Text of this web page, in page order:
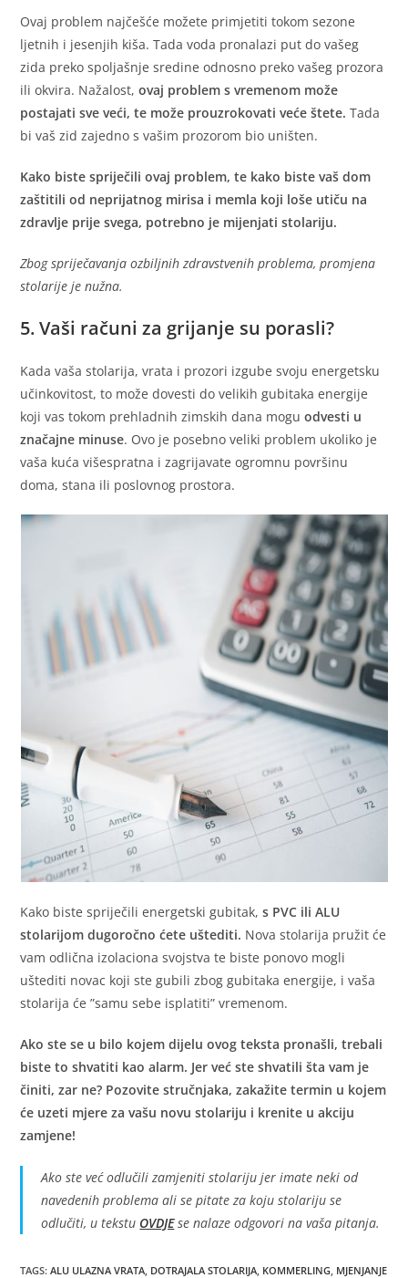
Ovaj problem najčešće možete primjetiti tokom sezone
ljetnih i jesenjih kiša. Tada voda pronalazi put do vašeg
zida preko spoljašnje sredine odnosno preko vašeg prozora
ili okvira. Nažalost,ovaj problem s vremenom može
postajati sve veći, te može prouzrokovati veće štete.Tada
bi vaš zid zajedno s vašim prozorom bio uništen.
Kako biste spriječili ovaj problem, te kako biste vaš dom
zaštitili od neprijatnog mirisa i memla koji loše utiču na
zdravlje prije svega, potrebno je mijenjati stolariju.
Zbog spriječavanja ozbiljnih zdravstvenih problema, promjena
stolarije je nužna.
5. Vaši računi za grijanje su porasli?
Kada vaša stolarija, vrata i prozori izgube svoju energetsku
učinkovitost, to može dovesti do velikih gubitaka energije
koji vas tokom prehladnih zimskih dana moguodvesti u
značajne minuse. Ovo je posebno veliki problem ukoliko je
vaša kuća višespratna i zagrijavate ogromnu površinu
doma, stana ili poslovnog prostora.
Kako biste spriječili energetski gubitak,s PVC ili ALU
stolarijom dugoročno ćete uštediti. Nova stolarija pružit će
vam odlična izolaciona svojstva te biste ponovo mogli
uštediti novac koji ste gubili zbog gubitaka energije, i vaša
stolarija će ”samu sebe isplatiti” vremenom.
Ako ste se u bilo kojem dijelu ovog teksta pronašli, trebali
biste to shvatiti kao alarm. Jer već ste shvatili šta vam je
činiti, zar ne? Pozovite stručnjaka, zakažite termin u kojem
će uzeti mjere za vašu novu stolariju i krenite u akciju
zamjene!
Ako ste već odlučili zamjeniti stolariju jer imate neki od
navedenih problema ali se pitate za koju stolariju se
odlučiti, u tekstu OVDJEse nalaze odgovori na vaša pitanja.
TAGS:ALU ULAZNA VRATA DOTRAJALA STOLARIJA KOMMERLING MJENJANJE